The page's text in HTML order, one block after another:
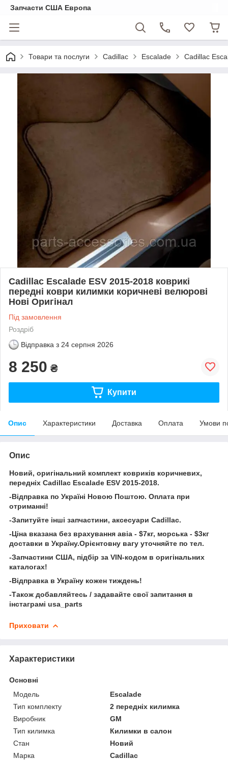
Запчасти США Европа
Товари та послуги Cadillac Escalade Cadillac
Cadillac Escalade ESV 2015-2018 коврикі
передні коври килимки коричневі велюрові
Нові Оригінал
Під замовлення
Роздріб
Відправка з 24 серпня 2026
8 250 ₴
Купити
Опис Характеристики Доставка Оплата Умови
Опис
Новий, оригінальний комплект ковриків коричневих,
передніх Cadillac Escalade ESV 2015-2018.
-Відправка по Україні Новою Поштою. Оплата при
отриманні!
-Запитуйте інші запчастини, аксесуари Cadillac.
-Ціна вказана без врахування авіа - $7кг, морська - $3кг
доставки в Україну.Орієнтовну вагу уточняйте по тел.
-Запчастини США, підбір за VIN-кодом в оригінальних
каталогах!
-Відправка в Україну кожен тиждень!
-Також добавляйтесь / задавайте свої запитання в
інстаграмі usa_parts
Приховати
Характеристики
Основні
Модель
Escalade
Тип комплекту
2 передніх килимка
Виробник
GM
Тип килимка
Килимки в салон
Стан
Новий
Марка
Cadillac